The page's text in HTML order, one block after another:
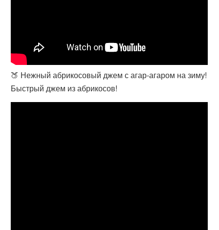
🍑 Нежный абрикосовый джем с агар-агаром на зиму!
Быстрый джем из абрикосов!